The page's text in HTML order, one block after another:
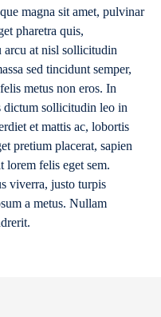
magna sit amet, pulvinar
pharetra quis,
arcu at nisl sollicitudin
sed tincidunt semper,
metus non eros. In
dictum sollicitudin leo in
et mattis ac, lobortis
pretium placerat, sapien
lorem felis eget sem.
viverra, justo turpis
a metus. Nullam